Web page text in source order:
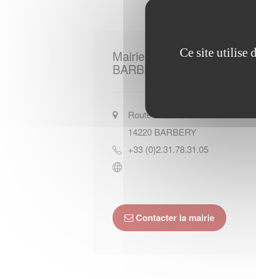
Mairie de
BARBERY
Route de la Suisse-Normande
14220 BARBERY
+33 (0)2.31.78.31.05
Contacter la mairie
Ce site utilise